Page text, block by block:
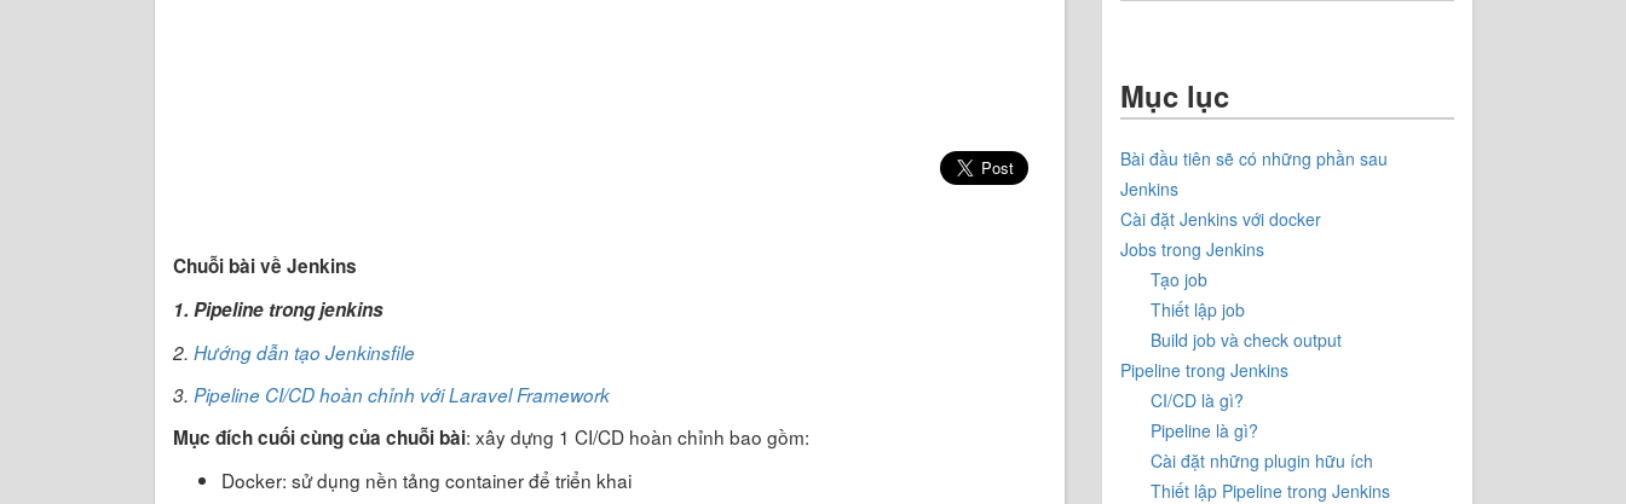
Chuỗi bài về Jenkins
1. Pipeline trong jenkins
2. Hướng dẫn tạo Jenkinsfile
3. Pipeline CI/CD hoàn chỉnh với Laravel Framework
Mục đích cuối cùng của chuỗi bài: xây dựng 1 CI/CD hoàn chỉnh bao gồm:
Docker: sử dụng nền tảng container để triển khai
Mục lục
Bài đầu tiên sẽ có những phần sau
Jenkins
Cài đặt Jenkins với docker
Jobs trong Jenkins
Tạo job
Thiết lập job
Build job và check output
Pipeline trong Jenkins
CI/CD là gì?
Pipeline là gì?
Cài đặt những plugin hữu ích
Thiết lập Pipeline trong Jenkins